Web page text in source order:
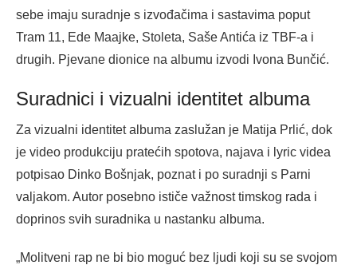
sebe imaju suradnje s izvođačima i sastavima poput
Tram 11, Ede Maajke, Stoleta, Saše Antića iz TBF-a i
drugih. Pjevane dionice na albumu izvodi Ivona Bunčić.
Suradnici i vizualni identitet albuma
Za vizualni identitet albuma zaslužan je Matija Prlić, dok
je video produkciju pratećih spotova, najava i lyric videa
potpisao Dinko Bošnjak, poznat i po suradnji s Parni
valjakom. Autor posebno ističe važnost timskog rada i
doprinos svih suradnika u nastanku albuma.
„Molitveni rap ne bi bio moguć bez ljudi koji su se svojom